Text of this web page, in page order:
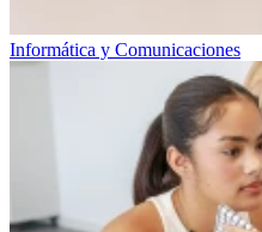
Informática y Comunicaciones